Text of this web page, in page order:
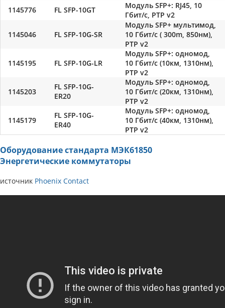
1145776
FL SFP-10GT
Модуль SFP+: RJ45, 10
Гбит/с, PTP v2
1145046 FL SFP-10G-SR
Модуль SFP+ мультимод,
10 Гбит/с ( 300m, 850нм),
PTP v2
1145195
FL SFP-10G-LR
Модуль SFP+: одномод,
10 Гбит/с (10км, 1310нм),
PTP v2
1145203
FL SFP-10G-
ER20
Модуль SFP+: одномод,
10 Гбит/с (20км, 1310нм),
PTP v2
1145179
FL SFP-10G-
ER40
Модуль SFP+: одномод,
10 Гбит/с (40км, 1310нм),
PTP v2
Оборудование стандарта МЭК61850
Энергетические коммутаторы
источник Phoenix Contact